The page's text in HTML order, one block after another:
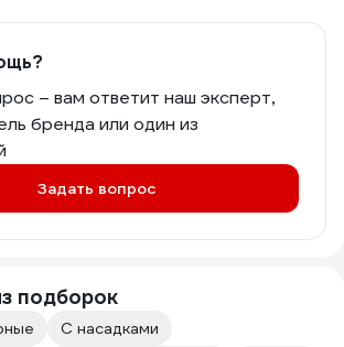
– вам ответит наш эксперт,
бренда или один из
Задать вопрос
подборок
С насадками